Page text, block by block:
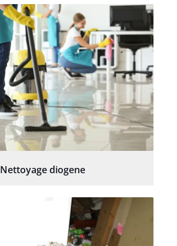
Nettoyage diogene